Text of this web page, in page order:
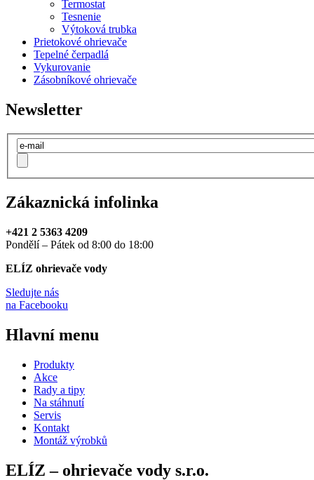
Termostat
Tesnenie
Výtoková trubka
Prietokové ohrievače
Tepelné čerpadlá
Vykurovanie
Zásobníkové ohrievače
Newsletter
Zákaznická infolinka
+421 2 5363 4209
Pondělí – Pátek od 8:00 do 18:00
ELÍZ ohrievače vody
Sledujte nás
na Facebooku
Hlavní menu
Produkty
Akce
Rady a tipy
Na stáhnutí
Servis
Kontakt
Montáž výrobků
ELÍZ – ohrievače vody s.r.o.